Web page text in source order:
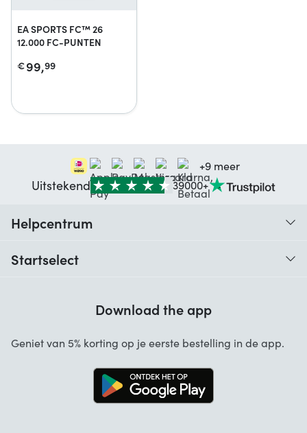
EA SPORTS FC™ 26
12.000 FC-PUNTEN
€99,99
+9 meer
Uitstekend 39000+
Helpcentrum
Startselect
Startselect App
Download the app
Geniet van 5% korting op je eerste bestelling in de app.